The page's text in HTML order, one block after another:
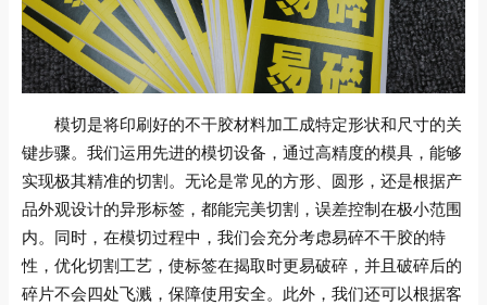
模切是将印刷好的不干胶材料加工成特定形状和尺寸的关
键步骤。我们运用先进的模切设备，通过高精度的模具，能够
实现极其精准的切割。无论是常见的方形、圆形，还是根据产
品外观设计的异形标签，都能完美切割，误差控制在极小范围
内。同时，在模切过程中，我们会充分考虑易碎不干胶的特
性，优化切割工艺，使标签在揭取时更易破碎，并且破碎后的
碎片不会四处飞溅，保障使用安全。此外，我们还可以根据客